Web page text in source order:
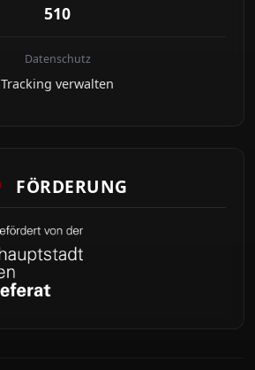
510
Datenschutz
Tracking verwalten
FÖRDERUNG